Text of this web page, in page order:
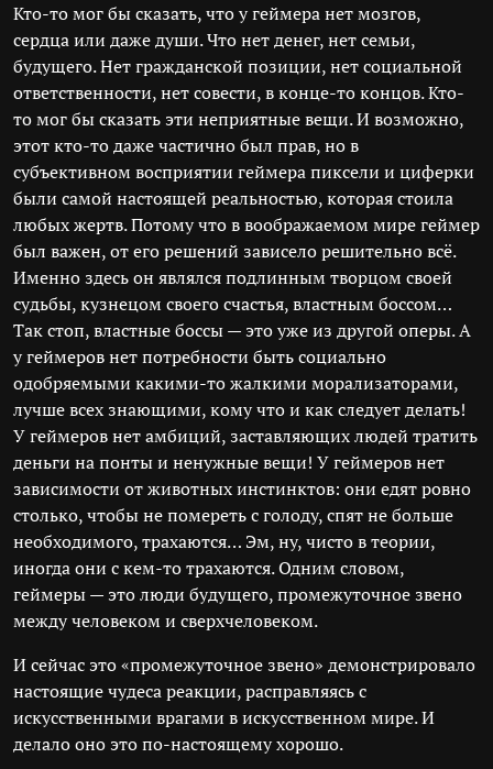
Кто-то мог бы сказать, что у геймера нет мозгов,
сердца или даже души. Что нет денег, нет семьи,
будущего. Нет гражданской позиции, нет социальной
ответственности, нет совести, в конце-то концов. Кто-
то мог бы сказать эти неприятные вещи. И возможно,
этот кто-то даже частично был прав, но в
субъективном восприятии геймера пиксели и циферки
были самой настоящей реальностью, которая стоила
любых жертв. Потому что в воображаемом мире геймер
был важен, от его решений зависело решительно всё.
Именно здесь он являлся подлинным творцом своей
судьбы, кузнецом своего счастья, властным боссом…
Так стоп, властные боссы — это уже из другой оперы. А
у геймеров нет потребности быть социально
одобряемыми какими-то жалкими морализаторами,
лучше всех знающими, кому что и как следует делать!
У геймеров нет амбиций, заставляющих людей тратить
деньги на понты и ненужные вещи! У геймеров нет
зависимости от животных инстинктов: они едят ровно
столько, чтобы не помереть с голоду, спят не больше
необходимого, трахаются… Эм, ну, чисто в теории,
иногда они с кем-то трахаются. Одним словом,
геймеры — это люди будущего, промежуточное звено
между человеком и сверхчеловеком.
И сейчас это «промежуточное звено» демонстрировало
настоящие чудеса реакции, расправляясь с
искусственными врагами в искусственном мире. И
делало оно это по-настоящему хорошо.